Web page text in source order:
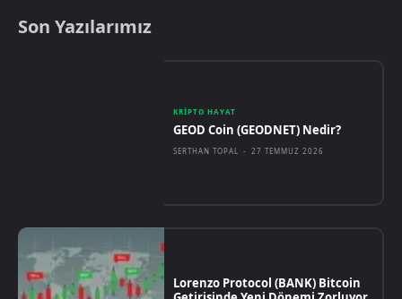
Son Yazılarımız
KRIPTO HAYAT
GEOD Coin (GEODNET) Nedir?
SERTHAN TOPAL - 27 TEMMUZ 2026
Lorenzo Protocol (BANK) Bitcoin